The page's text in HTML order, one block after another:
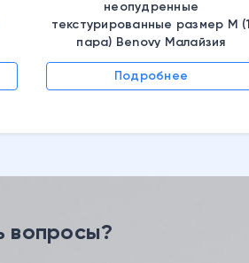
неопудренные
текстурированные размер M (1
пара) Benovy Малайзия
Подробнее
вопросы?